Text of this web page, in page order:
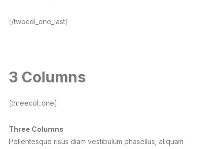
[/twocol_one_last]
3 Columns
[threecol_one]
Three Columns
Pellentesque risus diam vestibulum phasellus, aliquam